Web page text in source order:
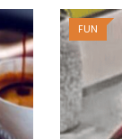
FUN